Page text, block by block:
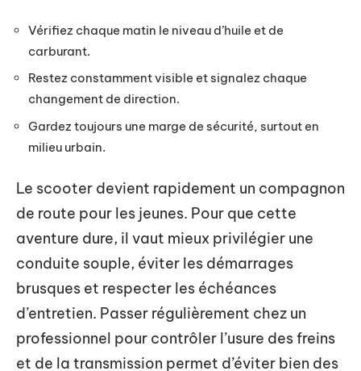
Vérifiez chaque matin le niveau d’huile et de
carburant.
Restez constamment visible et signalez chaque
changement de direction.
Gardez toujours une marge de sécurité, surtout en
milieu urbain.
Le scooter devient rapidement un compagnon
de route pour les jeunes. Pour que cette
aventure dure, il vaut mieux privilégier une
conduite souple, éviter les démarrages
brusques et respecter les échéances
d’entretien. Passer régulièrement chez un
professionnel pour contrôler l’usure des freins
et de la transmission permet d’éviter bien des